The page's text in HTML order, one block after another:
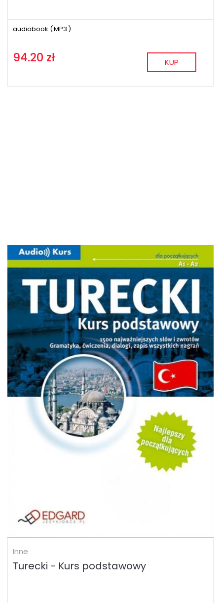
audiobook (MP3 )
94.20 zł KUP
Inne
Turecki - Kurs podstawowy